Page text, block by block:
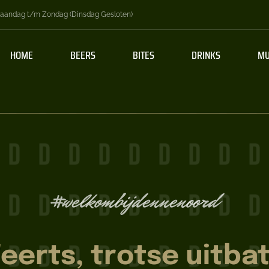
t/m Zondag (Dinsdag Gesloten)
HOME BEERS BITES DRINKS
#welkombijdennenoord
trotse